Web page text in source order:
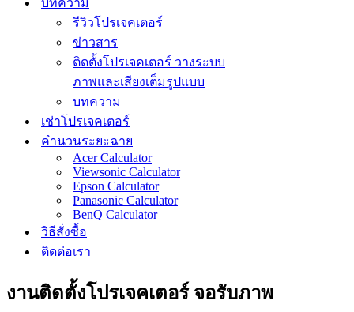
รีวิวโปรเจคเตอร์
ข่าวสาร
ติดตั้งโปรเจคเตอร์ วางระบบ
ภาพและเสียงเต็มรูปแบบ
บทความ
เช่าโปรเจคเตอร์
คำนวนระยะฉาย
Acer Calculator
Viewsonic Calculator
Epson Calculator
Panasonic Calculator
BenQ Calculator
วิธีสั่งซื้อ
ติดต่อเรา
งานติดตั้งโปรเจคเตอร์ จอรับภาพ